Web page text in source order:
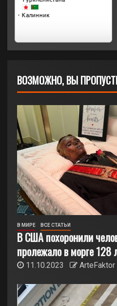
ВОЗМОЖНО, ВЫ
В МИРЕ ВСЕ СТАТЬИ
В США похоронили
пролежало в морге 128
11.10.2023 ArteFaktor